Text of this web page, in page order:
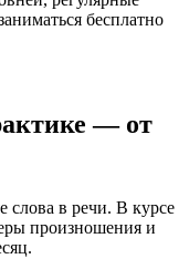
бесплатно
— от
слова в речи. В курсе
произношения и